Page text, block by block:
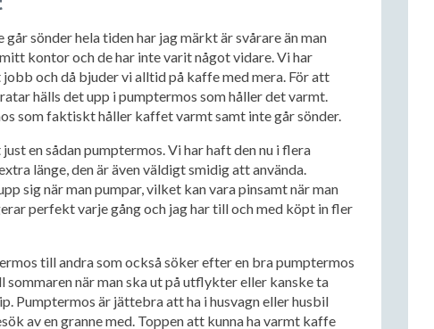
sönder hela tiden har jag märkt är svårare än man
kontor och de har inte varit något vidare. Vi har
och då bjuder vi alltid på kaffe med mera. För att
hälls det upp i pumptermos som håller det varmt.
som faktiskt håller kaffet varmt samt inte går sönder.
en sådan pumptermos. Vi har haft den nu i flera
länge, den är även väldigt smidig att använda.
sig när man pumpar, vilket kan vara pinsamt när man
perfekt varje gång och jag har till och med köpt in fler
till andra som också söker efter en bra pumptermos
när man ska ut på utflykter eller kanske ta
Pumptermos är jättebra att ha i husvagn eller husbil
av en granne med. Toppen att kunna ha varmt kaffe